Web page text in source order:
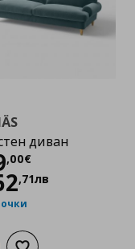
диван
,00€
,71лв